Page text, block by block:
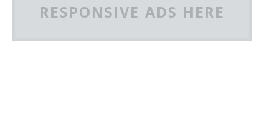
RESPONSIVE ADS HERE